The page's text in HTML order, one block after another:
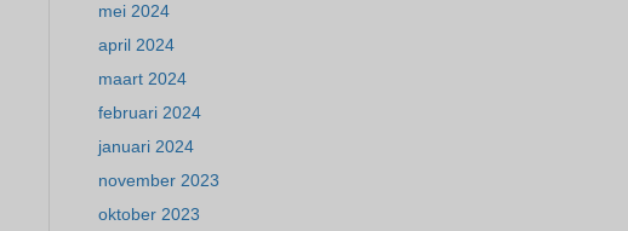
mei 2024
april 2024
maart 2024
februari 2024
januari 2024
november 2023
oktober 2023